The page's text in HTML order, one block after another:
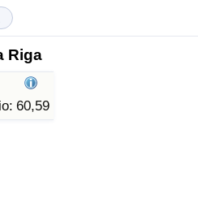
Riga
60,59
(corrente)
per Nazione
(Corrente)
per Nazione
Vita
(Corrente)
per Paese